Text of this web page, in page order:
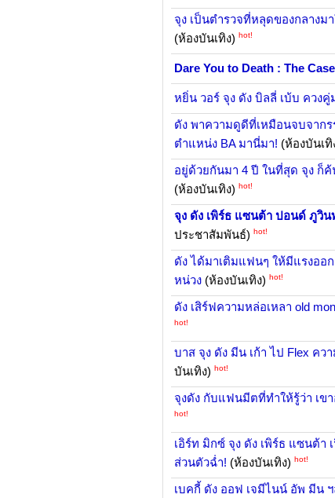
จุง เป็นตำรวจที่หลุดของกลางม
(ห้องบันเทิง) hot!
Dare You to Death : The
หยิ่น วอร์ จุง ดัง บิลลี่ เบ้บ ควง
ดัง พาความดูดีที่เหมือนจบจาก
ตำแหน่ง BA มานี่มา! (ห้องบันเทิ
อยู่ด้วยกันมา 4 ปี ในที่สุด จุง ก็
(ห้องบันเทิง) hot!
จุง ดัง เพิร์ธ แซนต้า ปอนด์ ภูวิน
ประชาสัมพันธ์) hot!
ดัง ได้มาเติมแฟนๆ ให้มีแรงออ
หน่วง (ห้องบันเทิง) hot!
ดัง เสิร์ฟความหล่อเหลา old
hot!
บาส จุง ดัง มีน เก้า ไป Flex คว
บันเทิง) hot!
จุงดัง กับแฟนมีตที่ทำให้รู้ว่า เข
hot!
เอิร์ท มิกซ์ จุง ดัง เพิร์ธ แซนต้า
ส่วนตัวฉ่ำ! (ห้องบันเทิง) hot!
เบคกี้ ดัง ออฟ เจมีไนน์ อัพ มีน